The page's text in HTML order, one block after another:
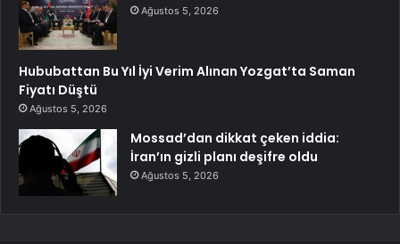
Ağustos 5, 2026
Hububattan Bu Yıl İyi Verim Alınan Yozgat’ta Saman
Fiyatı Düştü
Ağustos 5, 2026
Mossad’dan dikkat çeken iddia:
İran’ın gizli planı deşifre oldu
Ağustos 5, 2026